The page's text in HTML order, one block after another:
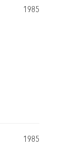
1985
1985